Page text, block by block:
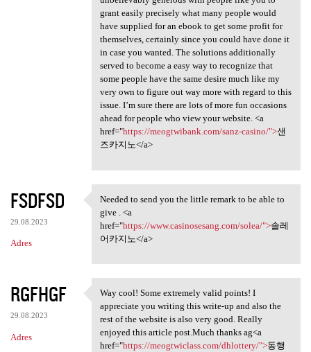
grant easily precisely what many people would
have supplied for an ebook to get some profit for
themselves, certainly since you could have done it
in case you wanted. The solutions additionally
served to become a easy way to recognize that
some people have the same desire much like my
very own to figure out way more with regard to this
issue. I’m sure there are lots of more fun occasions
ahead for people who view your website. <a
href="https://meogtwibank.com/sanz-casino/">샌
즈카지노</a>
FSDFSD
29.08.2023
Adres
Needed to send you the little
Needed to send you the little remark to be able to
give . <a
href="https://www.casinosesang.com/solea/">솔레
어카지노</a>
RGFHGF
29.08.2023
Adres
Way cool! Some extremely
Way cool! Some extremely valid points! I
appreciate you writing this write-up and also the
rest of the website is also very good. Really
enjoyed this article post.Much thanks ag<a
href="https://meogtwiclass.com/dhlottery/">동행